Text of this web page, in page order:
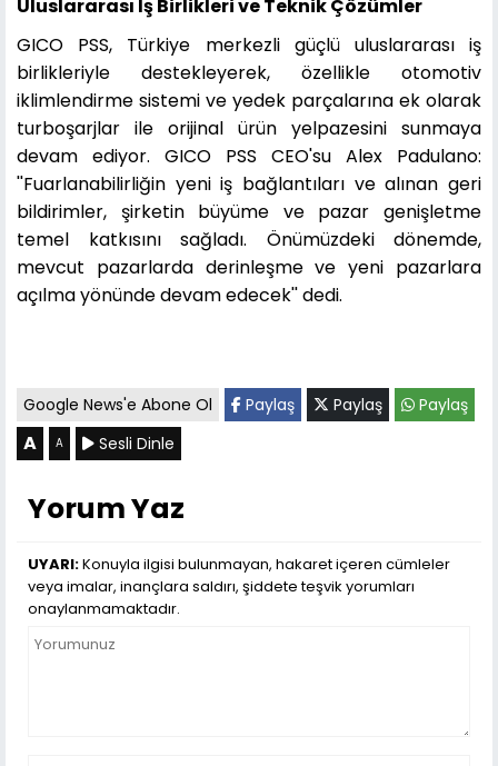
Uluslararası İş Birlikleri ve Teknik Çözümler
GICO PSS, Türkiye merkezli güçlü uluslararası iş
birlikleriyle destekleyerek, özellikle otomotiv
iklimlendirme sistemi ve yedek parçalarına ek olarak
turboşarjlar ile orijinal ürün yelpazesini sunmaya
devam ediyor. GICO PSS CEO'su Alex Padulano:
''Fuarlanabilirliğin yeni iş bağlantıları ve alınan geri
bildirimler, şirketin büyüme ve pazar genişletme
temel katkısını sağladı. Önümüzdeki dönemde,
mevcut pazarlarda derinleşme ve yeni pazarlara
açılma yönünde devam edecek'' dedi.
Google News'e Abone Ol Paylaş Paylaş Paylaş
A A Sesli Dinle
Yorum Yaz
UYARI:Konuyla ilgisi bulunmayan, hakaret içeren cümleler
veya imalar, inançlara saldırı, şiddete teşvik yorumları
onaylanmamaktadır.